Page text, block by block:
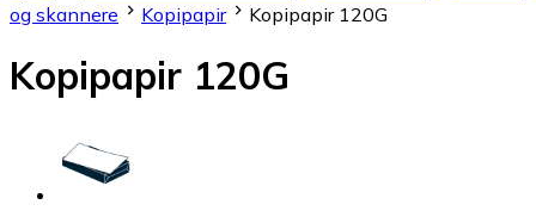
og skannere
Kopipapir Kopipapir 120G
Kopipapir 120G